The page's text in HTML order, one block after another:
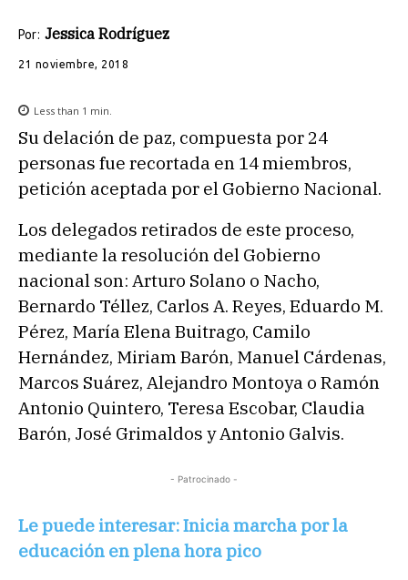
Por: Jessica Rodríguez
21 noviembre, 2018
Less than 1 min.
Su delación de paz, compuesta por 24
personas fue recortada en 14 miembros,
petición aceptada por el Gobierno Nacional.
Los delegados retirados de este proceso,
mediante la resolución del Gobierno
nacional son: Arturo Solano o Nacho,
Bernardo Téllez, Carlos A. Reyes, Eduardo M.
Pérez, María Elena Buitrago, Camilo
Hernández, Miriam Barón, Manuel Cárdenas,
Marcos Suárez, Alejandro Montoya o Ramón
Antonio Quintero, Teresa Escobar, Claudia
Barón, José Grimaldos y Antonio Galvis.
- Patrocinado -
Le puede interesar: Inicia marcha por la
educación en plena hora pico